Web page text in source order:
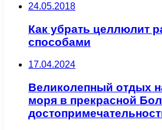
24.05.2018
Как убрать целлюлит
способами
17.04.2024
Великолепный отдых
моря в прекрасной